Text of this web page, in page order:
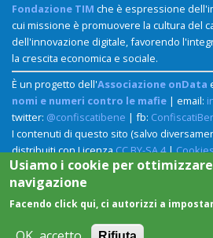
Fondazione TIM che è espressione
cui missione è promuovere la cultura del
dell'innovazione digitale, favorendo
la crescita economica e sociale.
È un progetto dell'Associazione onData
nomi e numeri contro le mafie | email:
twitter: @confiscatibene | fb:
I contenuti di questo sito (salvo
distribuiti con LicenzaCC BY-SA 4|
Usiamo i cookie per
navigazione
Facendo click qui, ci autorizzi a